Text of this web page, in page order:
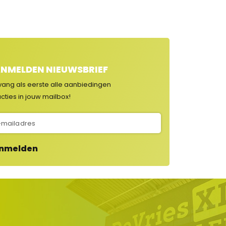
NIEUWSBRIEF
als eerste alle aanbiedingen
in jouw mailbox!